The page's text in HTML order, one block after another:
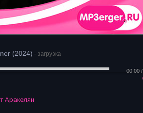
(2024) - загрузка
00:00 /
Аракелян